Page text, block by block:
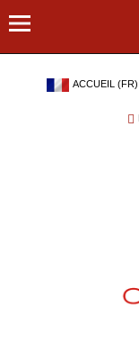
ACCUEIL (FR)